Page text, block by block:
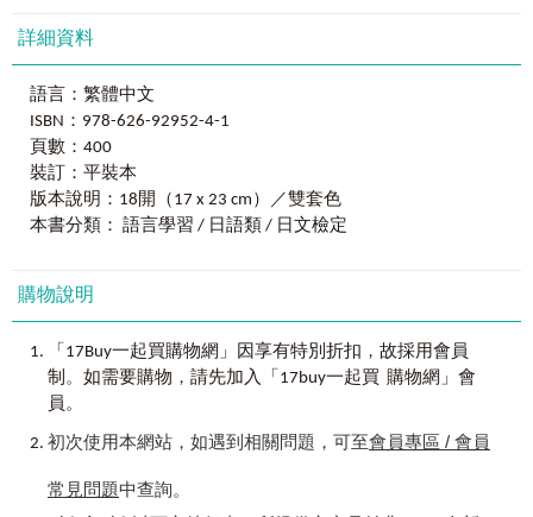
辨析。
3. 應試防錯指南：直接指出考生最易掉入的陷阱，一眼看穿
■臺日名師x日檢滿分王：業界最強權威背書
集結日語檢定教學的專家，打造公信力最強的學習內容：
1. 日籍老師：確保單字的重音、例句都道地流暢，符合實際
生活語感。
2. 臺籍名師：結合多年教學經驗，精準點出臺灣學生最容易
的奪分筆記。
全書單字、例句完整錄音，內容完全比照日檢考試的音速與
情境。讓你利用通勤、零碎時間進行聽覺記憶，不只記住單
字，更讓耳朵提前習慣考場節奏，同步強化聽解實力，打造
絕對主場優勢。
【本書適合對象】
1. 想要求快、求準的考生：拒絕厚重的字典式背誦，只想鎖
会う～割れる，共249個單字
一日目 会う～終わる
二日目 飼う～さわぐ
三日目 触る～届く
四日目 届ける～弾く
五日目 引く～割れる
Chapter 3 形容詞
一日目 青い～簡単
三日目 丁寧～若い
朝早く～わざわざ，共72個單字
一日目 朝早く～そんなに
個詞彙中去蕪存菁，最終精煉出這1,550個「真正會考」的核
在編寫本書的過程中，我們特別注意到學習者的需求：不僅
要掌握單字，還要能同時學習 N5-N4 的文型。因此，我們精
心設計例句，使同一個單字能在不同例句中重複出現，方便
讀者記憶與理解。同時，由於本書範圍以 N4 為上限，例句
在「です・ます形」與普通形之間各佔一半，幫助讀者熟悉
兩種表現方式。例句的難度也循序漸進，前半部簡單易懂，
字可能標示兩種正確的音調，確保學習者掌握自然語感。
除了確保單字的高命中率，我們更強調「實戰應用」的權威
性。全書例句由日籍老師親自編寫，確保語感道地且完全符
合 N4-N5的難度標準；同時，由臺籍老師針對臺灣學生的學
習盲點，補充同反義字、衍生詞與應考重點，達到「舉一反
三」的加乘效果。此外，配合全書單字與例句的完整錄音，
實力。
詳細資料
語言：繁體中文
ISBN：978-626-92952-4-1
頁數：400
裝訂：平裝本
版本說明：18開（17 x 23 cm）／雙套色
本書分類： 語言學習 / 日語類 / 日文檢定
購物說明
「17Buy一起買購物網」因享有特別折扣 ， 故採用會員
制 。 如需要購物 ， 請先加入「17buy一起買 購物網」會
員。
初次使用本網站，如遇到相關問題，可至會員專區 / 會員
常見問題中查詢。